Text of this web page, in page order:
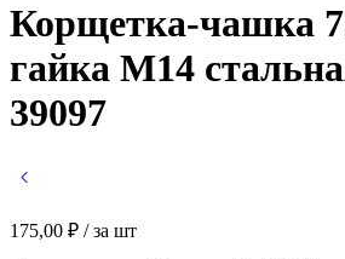
Корщетка-чашка
гайка М14
39097
175,00 ₽ / за шт